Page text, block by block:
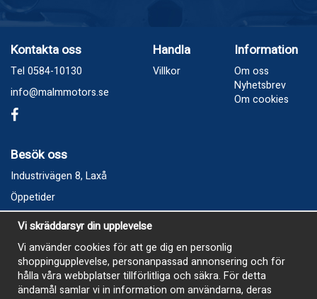
Kontakta oss
Tel 0584-10130
info@malmmotors.se
Handla
Villkor
Information
Om oss
Nyhetsbrev
Om cookies
Besök oss
Industrivägen 8, Laxå
Öppetider
Vecka 32
Måndag kl 9-12, kl 13 - 15
Onsdag kl 9-12, kl 13 - 15
Tisdag, Tordag och Fredag stängt
Vi skräddarsyr din upplevelse
Vi använder cookies för att ge dig en personlig
shoppingupplevelse, personanpassad annonsering och för
hålla våra webbplatser tillförlitliga och säkra. För detta
ändamål samlar vi in information om användarna, deras